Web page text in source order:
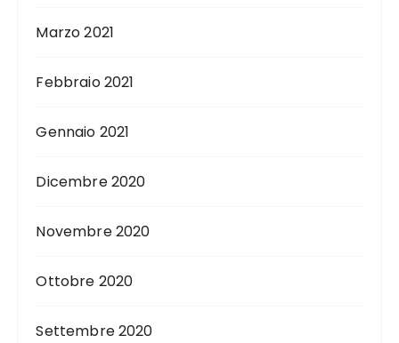
Marzo 2021
Febbraio 2021
Gennaio 2021
Dicembre 2020
Novembre 2020
Ottobre 2020
Settembre 2020